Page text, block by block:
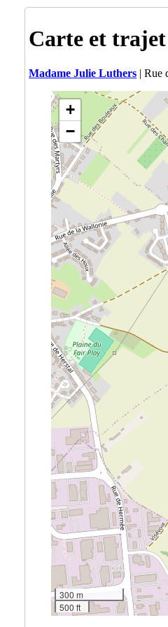
Carte et trajet
Madame Julie Luthers | Rue
+
−
300 m
500 ft